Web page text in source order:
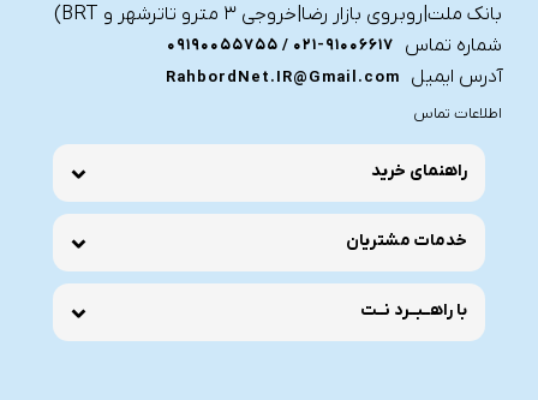
بانک ملت|روبروی بازار رضا|خروجی ۳ مترو تاترشهر و BRT)‎‎
شماره تماس
021-91006617 / 09190055755
آدرس ایمیل
RahbordNet.IR@Gmail.com
اطلاعات تماس
راهنمای خرید
خدمات مشتریان
با راهــبــرد نــت